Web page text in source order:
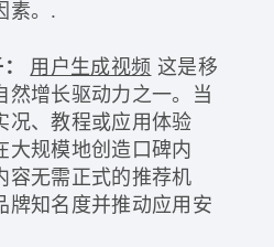
素。.
：用户生成视频 这是移
然增长驱动力之一。当
况、教程或应用体验
大规模地创造口碑内
容无需正式的推荐机
牌知名度并推动应用安